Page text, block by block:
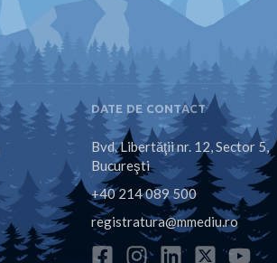
DATE DE CONTACT
Bvd. Libertăţii nr. 12, Sector 5,
Bucureşti
+40 214 089 500
registratura@mmediu.ro